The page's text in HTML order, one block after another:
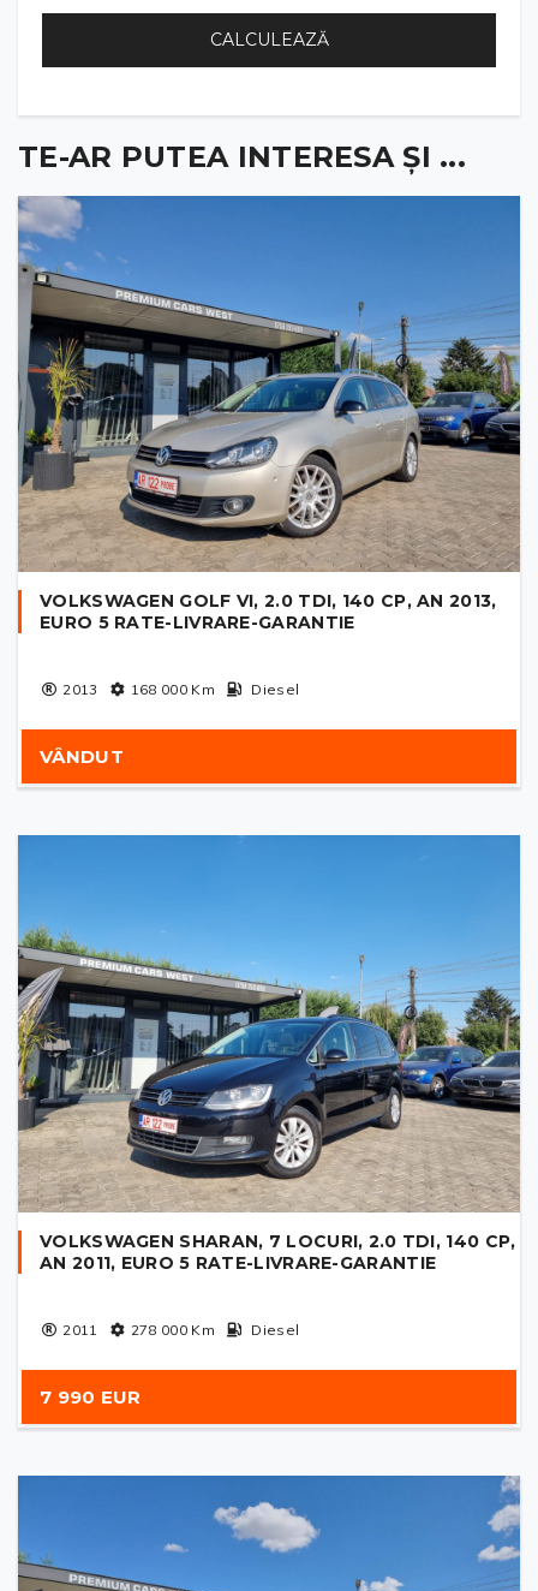
CALCULEAZĂ
TE-AR PUTEA INTERESA ȘI ...
VOLKSWAGEN GOLF VI, 2.0 TDI, 140 CP, AN 2013,
EURO 5 RATE-LIVRARE-GARANTIE
2013 168 000Km Diesel
VÂNDUT
VOLKSWAGEN SHARAN, 7 LOCURI, 2.0 TDI, 140 CP,
AN 2011, EURO 5 RATE-LIVRARE-GARANTIE
2011 278 000Km Diesel
7 990 EUR